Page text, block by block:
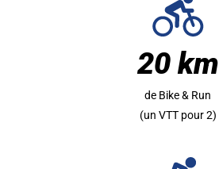
20 km
de Bike & Run
(un VTT pour 2)